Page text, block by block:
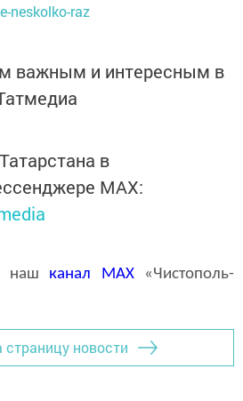
neskolko-raz
важным и интересным в
в
MАХ:
наш канал MAX«Чистополь-
страницу новости